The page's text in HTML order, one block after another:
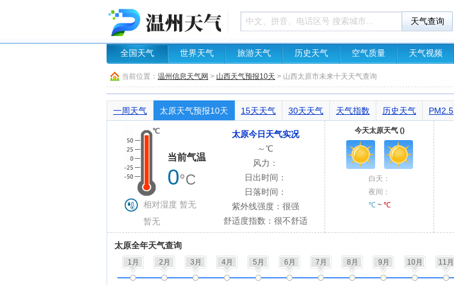
全国天气 世界天气 旅游天气 历史天气 空气质量 天气视频
当前位置： 温州信息天气网 > 山西天气预报10天 > 山西太原市未来十天天气查询
一周天气 太原天气预报10天 15天天气 30天天气 天气指数 历史天气 PM2.5
当前气温
0°C
相对湿度 暂无
暂无
太原今日天气实况
～℃
风力：
日出时间：
日落时间：
紫外线强度：很强
舒适度指数：很不舒适
今天太原天气 ()
白天：
夜间：
℃~ ℃
太原全年天气查询
1月 2月 3月 4月 5月 6月 7月 8月 9月 10月 11月